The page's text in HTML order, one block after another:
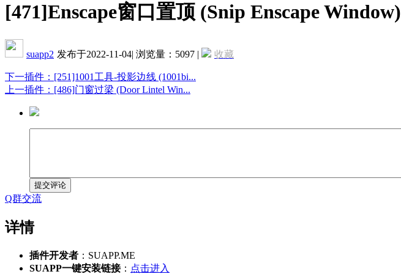
[471]Enscape窗口置顶 (Snip Enscape Window)
suapp2 发布于2022-11-04| 浏览量：5097 | 收藏
下一插件：[251]1001工具-投影边线 (1001bi...
上一插件：[486]门窗过梁 (Door Lintel Win...
提交评论
Q群交流
详情
插件开发者 ：SUAPP.ME
SUAPP一键安装链接： 点击进入